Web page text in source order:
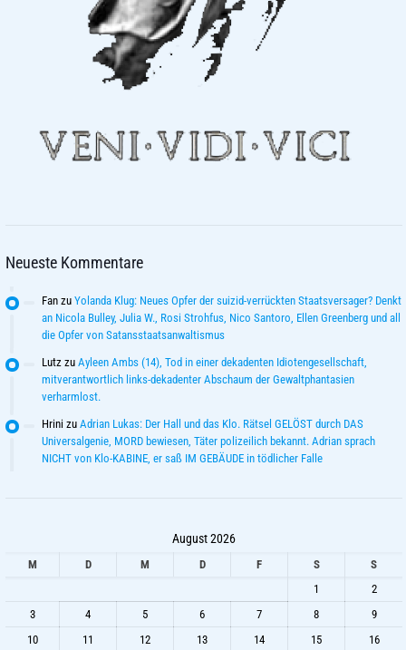
Neueste Kommentare
Fan zu Yolanda Klug: Neues Opfer der suizid-verrückten Staatsversager? Denkt
an Nicola Bulley, Julia W., Rosi Strohfus, Nico Santoro, Ellen Greenberg und all
die Opfer von Satansstaatsanwaltismus
Lutz zu Ayleen Ambs (14), Tod in einer dekadenten Idiotengesellschaft,
mitverantwortlich links-dekadenter Abschaum der Gewaltphantasien
verharmlost.
Hrini zu Adrian Lukas: Der Hall und das Klo. Rätsel GELÖST durch DAS
Universalgenie, MORD bewiesen, Täter polizeilich bekannt. Adrian sprach
NICHT von Klo-KABINE, er saß IM GEBÄUDE in tödlicher Falle
August 2026
M D M D F S
S
1
2
3
4 5 6 7 8
9
10
11 12 13 14 15 16